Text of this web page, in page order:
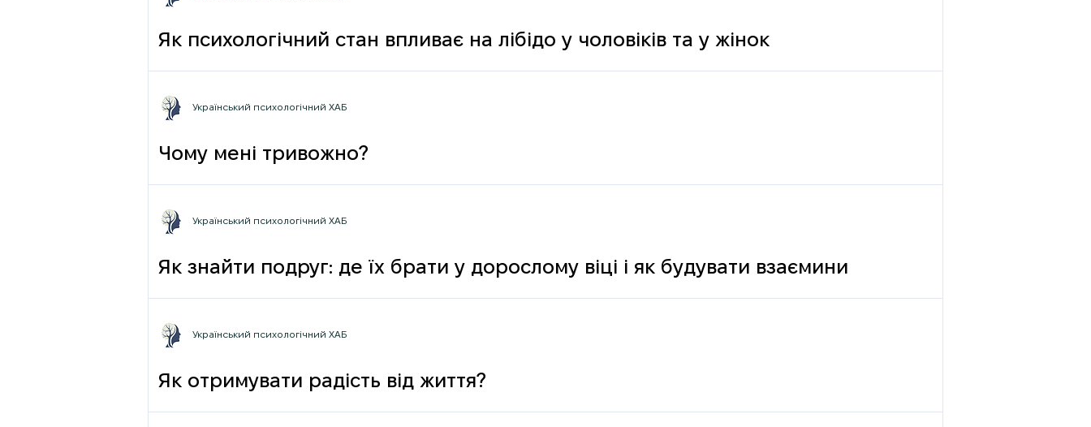
Як психологічний стан впливає на лібідо у чоловіків та у жінок
Чому мені тривожно?
Український психологічний ХАБ
Як знайти подруг: де їх брати у дорослому віці і як будувати взаємини
Український психологічний ХАБ
Як отримувати радість від життя?
Український психологічний ХАБ